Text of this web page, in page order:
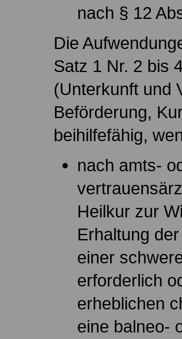
nach § 12
Die
Satz 1 Nr. 2 bis
(Unterkunft und
Beförderung,
beihilfefähig,
nach amts-
Heilkur zur
Erhaltung
einer
erforderlich
erheblichen
eine balneo-